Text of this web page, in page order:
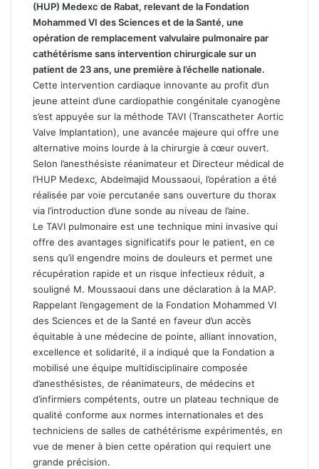
(HUP) Medexc de Rabat, relevant de la Fondation
Mohammed VI des Sciences et de la Santé, une
opération de remplacement valvulaire pulmonaire par
cathétérisme sans intervention chirurgicale sur un
patient de 23 ans, une première à l’échelle nationale.
Cette intervention cardiaque innovante au profit d’un
jeune atteint d’une cardiopathie congénitale cyanogène
s’est appuyée sur la méthode TAVI (Transcatheter Aortic
Valve Implantation), une avancée majeure qui offre une
alternative moins lourde à la chirurgie à cœur ouvert.
Selon l’anesthésiste réanimateur et Directeur médical de
l’HUP Medexc, Abdelmajid Moussaoui, l’opération a été
réalisée par voie percutanée sans ouverture du thorax
via l’introduction d’une sonde au niveau de l’aine.
Le TAVI pulmonaire est une technique mini invasive qui
offre des avantages significatifs pour le patient, en ce
sens qu’il engendre moins de douleurs et permet une
récupération rapide et un risque infectieux réduit, a
souligné M. Moussaoui dans une déclaration à la MAP.
Rappelant l’engagement de la Fondation Mohammed VI
des Sciences et de la Santé en faveur d’un accès
équitable à une médecine de pointe, alliant innovation,
excellence et solidarité, il a indiqué que la Fondation a
mobilisé une équipe multidisciplinaire composée
d’anesthésistes, de réanimateurs, de médecins et
d’infirmiers compétents, outre un plateau technique de
qualité conforme aux normes internationales et des
techniciens de salles de cathétérisme expérimentés, en
vue de mener à bien cette opération qui requiert une
grande précision.